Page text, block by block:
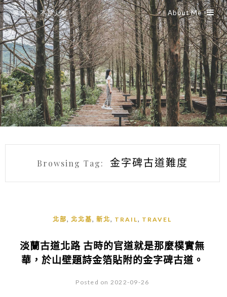
是艾思，不是火拳。 About Me
Browsing Tag: 金字碑古道難度
北部,北北基,新北, TRAIL, TRAVEL
淡蘭古道北路 古時的官道就是那麼樸實無
華，於山壁題詩金箔貼附的金字碑古道。
Posted on 2022-09-26